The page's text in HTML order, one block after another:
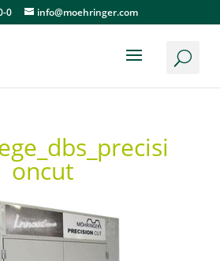
0 info@moehringer.com
oncut